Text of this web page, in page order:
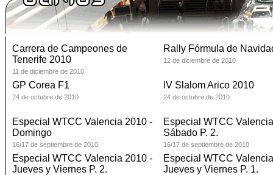
Carrera de Campeones de
Tenerife 2010
11 de diciembre de 2010
Rally Fórmula de
12 de diciembre de 2010
GP Corea F1
24 de octubre de 2010
IV Slalom Arico 2010
24 de octubre de 2010
Especial WTCC Valencia 2010 -
Domingo
16/17 de septiembre de 2010
Especial WTCC
Sábado P. 2.
16/17 de septiembre de 2010
Especial WTCC Valencia 2010 -
Jueves y Viernes P. 2.
Especial WTCC
Jueves y Viernes P. 1.